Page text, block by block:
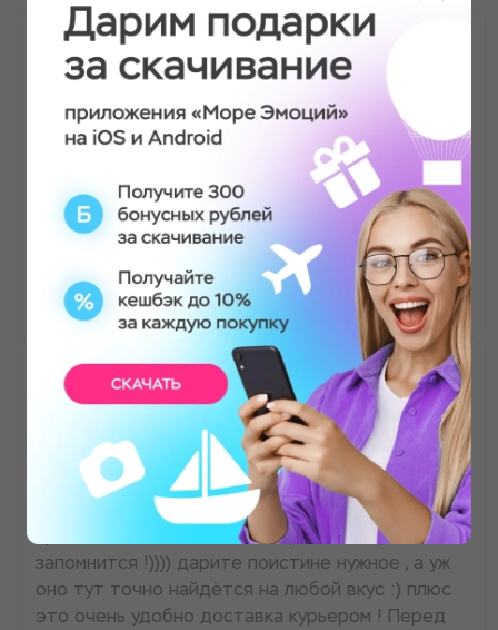
Танцевальный мастер-класс
я просто обожаю танцы и все, что с ними
связано)) мои друзья это знают, именно
поэтому мне и подарили этот сертификат)
мастер крутой он прям профессионал своего
тела, его движения завораживают, буду ходить
еще!
Ксения Батулина
Танцевальный мастер-класс
Здравствуйте)Что спасает от тоски ? Конечно
положительные и яркие эмоции , а где их взять
?! Есть такое место !замечательная компания
Море эмоций , это отличный досуг себе и
просто замечательный подарок ! Который
запомнится !)))) дарите поистине нужное , а уж
оно тут точно найдётся на любой вкус :) плюс
это очень удобно доставка курьером ! Перед